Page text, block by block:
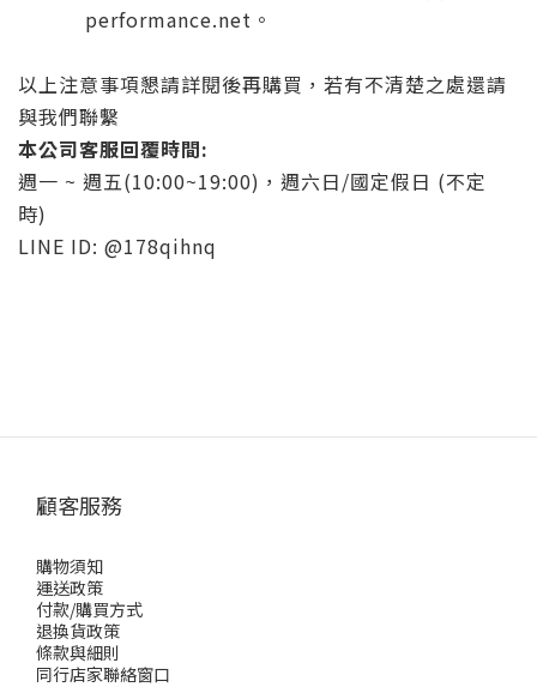
performance.net 。
以上注意事項懇請詳閱後再購買，若有不清楚之處還請
與我們聯繫
本公司客服回覆時間:
週一 ~ 週五(10:00~19:00)，週六日/國定假日 (不定
時)
LINE ID: @178qihnq
顧客服務
購物須知
運送政策
付款/購買方式
退換貨政策
條款與細則
同行店家聯絡窗口